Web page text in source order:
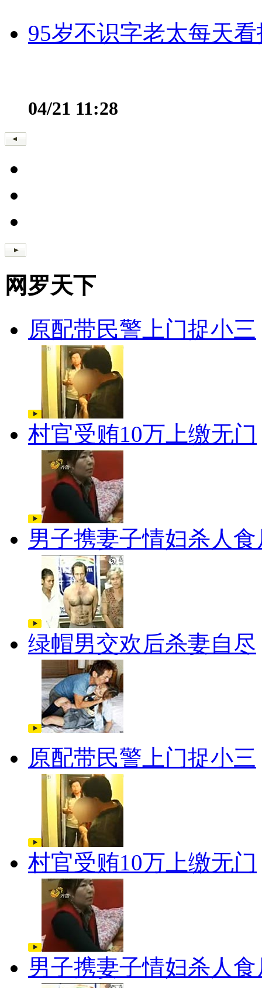
95岁不识字老太每天
04/21 11:28
网罗天下
原配带民警上门捉小三
村官受贿10万上缴无门
男子携妻子情妇杀人食
绿帽男交欢后杀妻自尽
原配带民警上门捉小三
村官受贿10万上缴无门
男子携妻子情妇杀人食